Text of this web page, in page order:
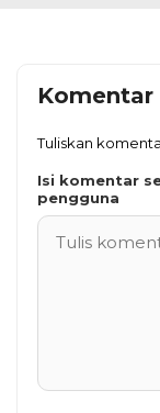
Komentar
Tuliskan
Isi komentar
pengguna